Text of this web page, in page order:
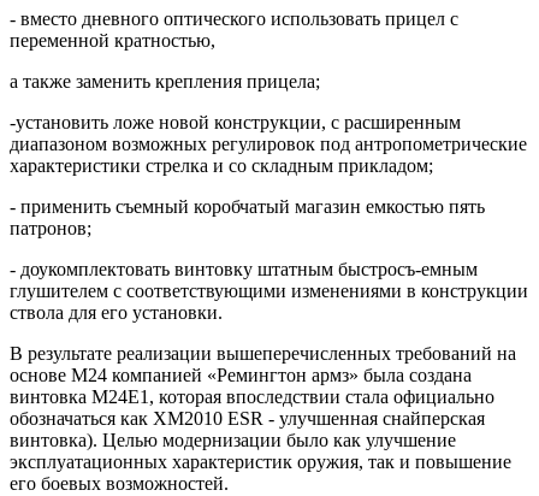
- вместо дневного оптического использовать прицел с
переменной кратностью,
а также заменить крепления прицела;
-установить ложе новой конструкции, с расширенным
диапазоном возможных регулировок под антропометрические
характеристики стрелка и со складным прикладом;
- применить съемный коробчатый магазин емкостью пять
патронов;
- доукомплектовать винтовку штатным быстросъ-емным
глушителем с соответствующими изменениями в конструкции
ствола для его установки.
В результате реализации вышеперечисленных требований на
основе М24 компанией «Ремингтон армз» была создана
винтовка М24Е1, которая впоследствии стала официально
обозначаться как ХМ2010 ESR - улучшенная снайперская
винтовка). Целью модернизации было как улучшение
эксплуатационных характеристик оружия, так и повышение
его боевых возможностей.